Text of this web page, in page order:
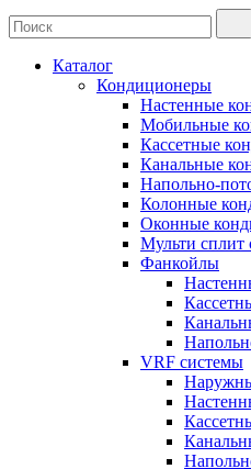
Каталог
Кондиционеры
Настенные
Мобильные
Кассетные
Канальные
Напольно-
Колонные
Оконные
Мульти сплит
Фанкойлы
VRF системы